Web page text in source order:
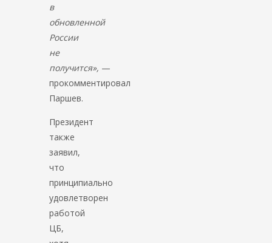
в
обновленной
России
не
получится», —
прокомментировал
Паршев.
Президент
также
заявил,
что
принципиально
удовлетворен
работой
ЦБ,